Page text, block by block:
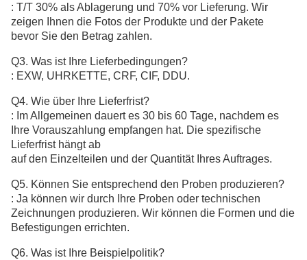
: T/T 30% als Ablagerung und 70% vor Lieferung. Wir
zeigen Ihnen die Fotos der Produkte und der Pakete
bevor Sie den Betrag zahlen.
Q3. Was ist Ihre Lieferbedingungen?
: EXW, UHRKETTE, CRF, CIF, DDU.
Q4. Wie über Ihre Lieferfrist?
: Im Allgemeinen dauert es 30 bis 60 Tage, nachdem es
Ihre Vorauszahlung empfangen hat. Die spezifische
Lieferfrist hängt ab
auf den Einzelteilen und der Quantität Ihres Auftrages.
Q5. Können Sie entsprechend den Proben produzieren?
: Ja können wir durch Ihre Proben oder technischen
Zeichnungen produzieren. Wir können die Formen und die
Befestigungen errichten.
Q6. Was ist Ihre Beispielpolitik?